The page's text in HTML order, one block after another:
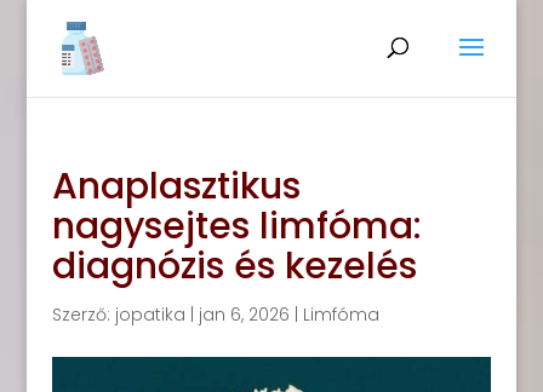
Anaplasztikus
nagysejtes limfóma:
diagnózis és kezelés
Szerző: jopatika jan 6, 2026 Limfóma